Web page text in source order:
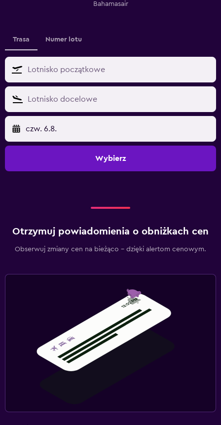
Bahamasair
Trasa Numer lotu
czw. 6.8.
Wybierz
Otrzymuj powiadomienia o obniżkach cen
Obserwuj zmiany cen na bieżąco – dzięki alertom cenowym.